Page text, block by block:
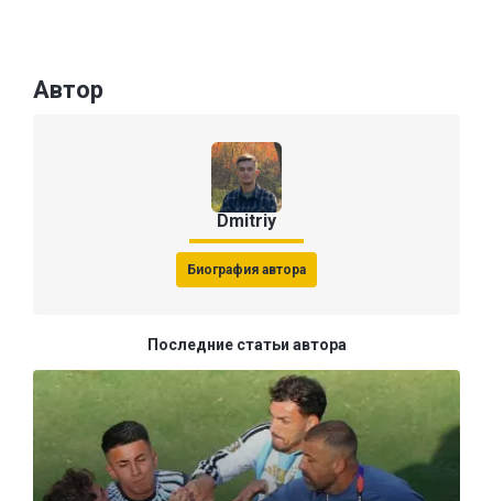
Автор
Dmitriy
Биография автора
Последние статьи автора